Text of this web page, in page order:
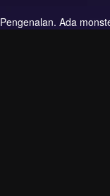
Pengenalan. Ada